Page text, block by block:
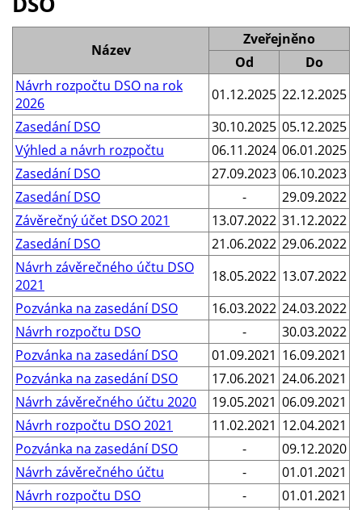
Název
Zveřejněno
Od
Do
Návrh rozpočtu DSO na rok
2026
01.12.2025 22.12.2025
Zasedání DSO
30.10.2025 05.12.2025
Výhled a návrh rozpočtu
06.11.2024 06.01.2025
Zasedání DSO
27.09.2023 06.10.2023
Zasedání DSO
-
29.09.2022
Závěrečný účet DSO 2021
13.07.2022 31.12.2022
Zasedání DSO
21.06.2022 29.06.2022
Návrh závěrečného účtu DSO
2021
18.05.2022 13.07.2022
Pozvánka na zasedání DSO
16.03.2022 24.03.2022
Návrh rozpočtu DSO
-
30.03.2022
Pozvánka na zasedání DSO
01.09.2021 16.09.2021
Pozvánka na zasedání DSO
17.06.2021 24.06.2021
Návrh závěrečného účtu 2020
19.05.2021 06.09.2021
Návrh rozpočtu DSO 2021
11.02.2021 12.04.2021
Pozvánka na zasedání DSO
-
09.12.2020
Návrh závěrečného účtu
-
01.01.2021
Návrh rozpočtu DSO
-
01.01.2021